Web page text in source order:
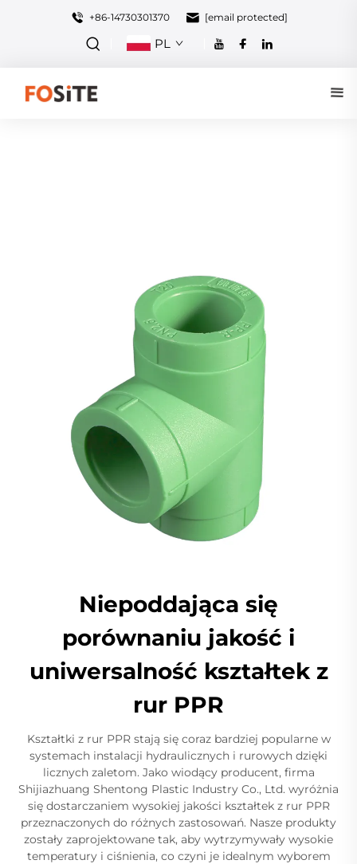
+86-14730301370 [email protected]
PL
Niepoddająca się
porównaniu jakość i
uniwersalność kształtek z
rur PPR
Kształtki z rur PPR stają się coraz bardziej popularne w
systemach instalacji hydraulicznych i rurowych dzięki
licznych zaletom. Jako wiodący producent, firma
Shijiazhuang Shentong Plastic Industry Co., Ltd. wyróżnia
się dostarczaniem wysokiej jakości kształtek z rur PPR
przeznaczonych do różnych zastosowań. Nasze produkty
zostały zaprojektowane tak, aby wytrzymywały wysokie
temperatury i ciśnienia, co czyni je idealnym wyborem